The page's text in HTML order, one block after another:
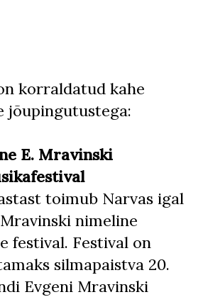
korraldatud kahe
jõupingutustega:
E. Mravinski
toimub Narvas igal
nimeline
festival. Festival on
silmapaistva 20.
Evgeni Mravinski